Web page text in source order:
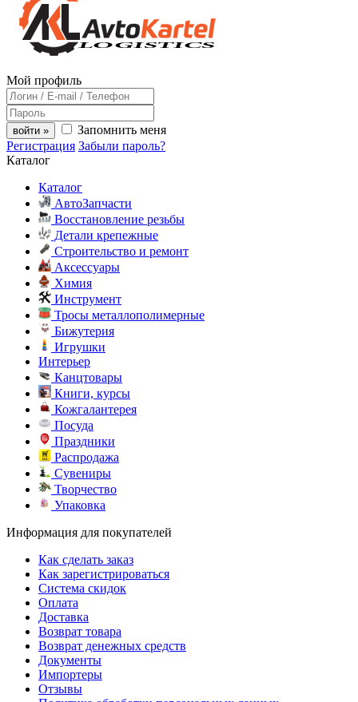
Мой профиль
войти »
Запомнить меня
Регистрация Забыли пароль?
Каталог
Каталог
АвтоЗапчасти
Восстановление резьбы
Детали крепежные
Строительство и ремонт
Аксессуары
Химия
Инструмент
Тросы металлополимерные
Бижутерия
Игрушки
Интерьер
Канцтовары
Книги, курсы
Кожгалантерея
Посуда
Праздники
Распродажа
Сувениры
Творчество
Упаковка
Информация для покупателей
Как сделать заказ
Как зарегистрироваться
Система скидок
Оплата
Доставка
Возврат товара
Возврат денежных средств
Документы
Импортеры
Отзывы